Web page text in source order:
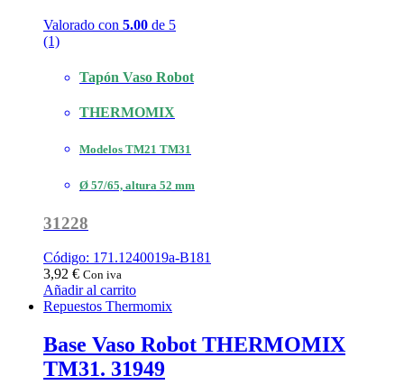
Valorado con 5.00 de 5
(1)
Tapón Vaso Robot
THERMOMIX
Modelos TM21 TM31
Ø 57/65, altura 52 mm
31228
Código: 171.1240019a-B181
3,92 € Con iva
Añadir al carrito
Repuestos Thermomix
Base Vaso Robot THERMOMIX
TM31. 31949